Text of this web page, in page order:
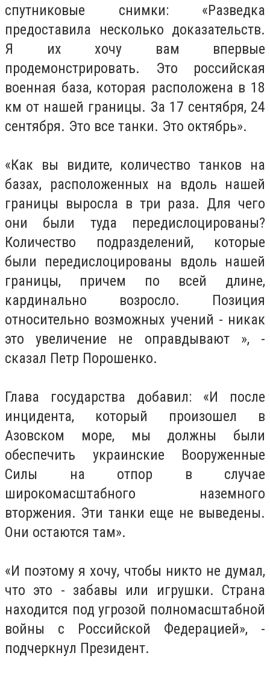
спутниковые снимки: «Разведка
предоставила несколько доказательств.
Я их хочу вам впервые
продемонстрировать. Это российская
военная база, которая расположена в 18
км от нашей границы. За 17 сентября, 24
сентября. Это все танки. Это октябрь».
«Как вы видите, количество танков на
базах, расположенных на вдоль нашей
границы выросла в три раза. Для чего
они были туда передислоцированы?
Количество подразделений, которые
были передислоцированы вдоль нашей
границы, причем по всей длине,
кардинально возросло. Позиция
относительно возможных учений - никак
это увеличение не оправдывают », -
сказал Петр Порошенко.
Глава государства добавил: «И после
инцидента, который произошел в
Азовском море, мы должны были
обеспечить украинские Вооруженные
Силы на отпор в случае
широкомасштабного наземного
вторжения. Эти танки еще не выведены.
Они остаются там».
«И поэтому я хочу, чтобы никто не думал,
что это - забавы или игрушки. Страна
находится под угрозой полномасштабной
войны с Российской Федерацией», -
подчеркнул Президент.